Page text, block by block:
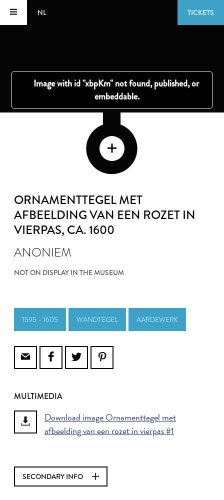
NL TICKETS
ORNAMENTTEGEL MET
AFBEELDING VAN EEN ROZET IN
VIERPAS, CA. 1600
ANONIEM
NOT ON DISPLAY IN THE MUSEUM
1595 - 1605 WANDTEGEL AARDEWERK
MULTIMEDIA
Download image Ornamenttegel met
afbeelding van een rozet in vierpas #1
SECONDARY INFO